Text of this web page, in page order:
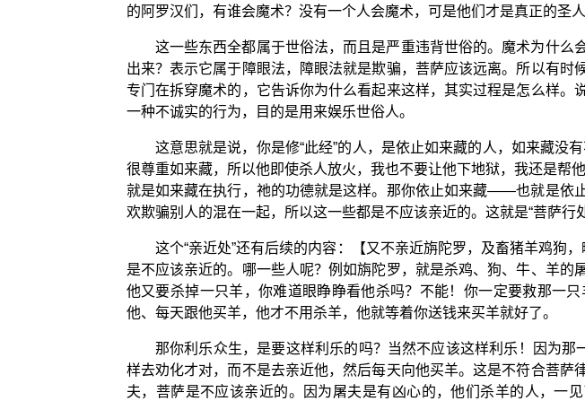
的阿罗汉们，有谁会魔术？没有一个人会魔术，可是他们才是真正的圣人
这一些东西全都属于世俗法，而且是严重违背世俗的。魔术为什
出来？表示它属于障眼法，障眼法就是欺骗，菩萨应该远离。所以有
专门在拆穿魔术的，它告诉你为什么看起来这样，其实过程是怎么样
一种不诚实的行为，目的是用来娱乐世俗人。
这意思就是说，你是修“此经”的人，是依止如来藏的人，如来藏没
很尊重如来藏，所以他即使杀人放火，我也不要让他下地狱，我还是帮
就是如来藏在执行，祂的功德就是这样。那你依止如来藏——也就是依
欢欺骗别人的混在一起，所以这一些都是不应该亲近的。这就是“菩萨行处
这个“亲近处”还有后续的内容：【又不亲近旃陀罗，及畜猪羊鸡狗，
是不应该亲近的。哪一些人呢？例如旃陀罗，就是杀鸡、狗、牛、羊
他又要杀掉一只羊，你难道眼睁睁看他杀吗？不能！你一定要救那一
他、每天跟他买羊，他才不用杀羊，他就等着你送钱来买羊就好了。
那你利乐众生，是要这样利乐的吗？当然不应该这样利乐！因为
样去劝化才对，而不是去亲近他，然后每天向他买羊。这是不符合菩
夫，菩萨是不应该亲近的。因为屠夫是有凶心的，他们杀羊的人，一